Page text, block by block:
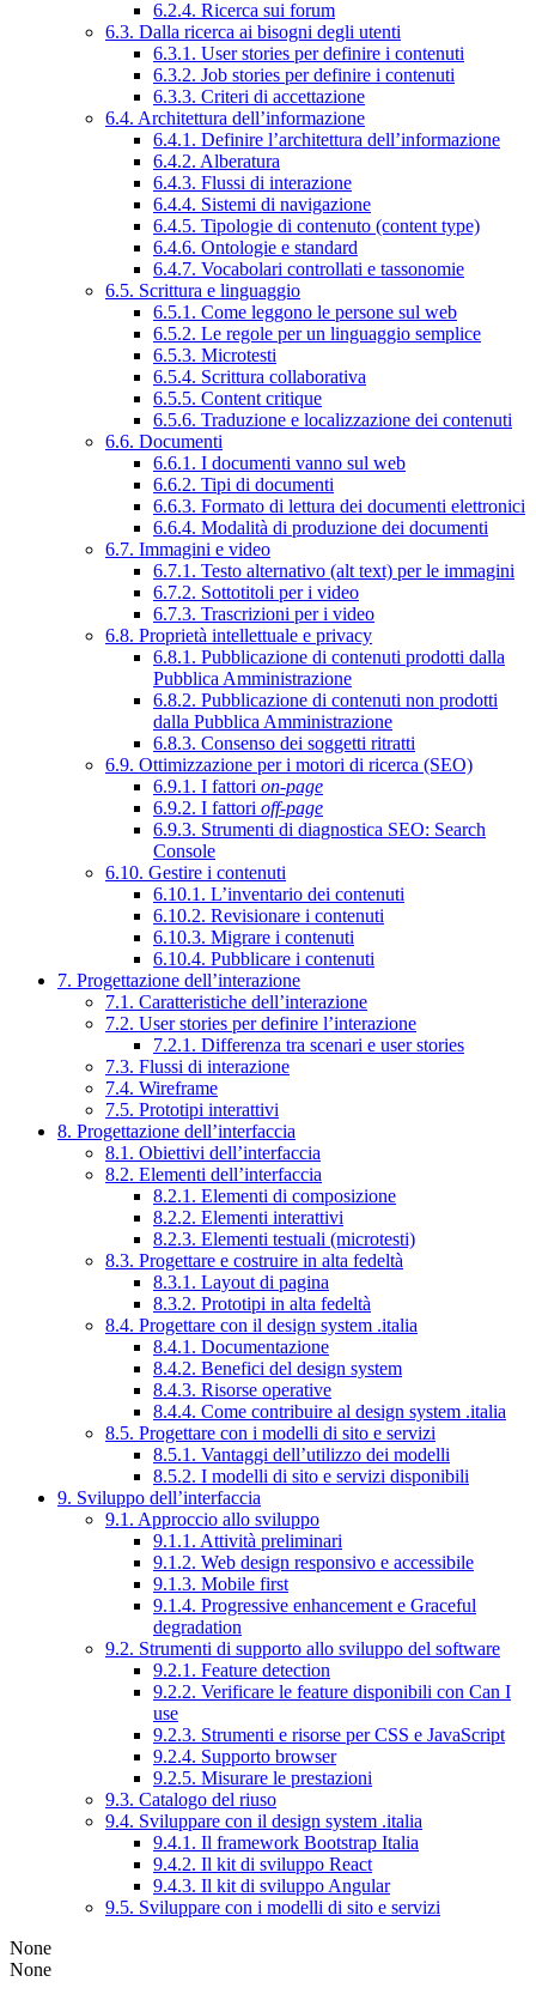
6.2.4. Ricerca sui forum
6.3. Dalla ricerca ai bisogni degli utenti
6.3.1. User stories per definire i contenuti
6.3.2. Job stories per definire i contenuti
6.3.3. Criteri di accettazione
6.4. Architettura dell’informazione
6.4.1. Definire l’architettura dell’informazione
6.4.2. Alberatura
6.4.3. Flussi di interazione
6.4.4. Sistemi di navigazione
6.4.5. Tipologie di contenuto (content type)
6.4.6. Ontologie e standard
6.4.7. Vocabolari controllati e tassonomie
6.5. Scrittura e linguaggio
6.5.1. Come leggono le persone sul web
6.5.2. Le regole per un linguaggio semplice
6.5.3. Microtesti
6.5.4. Scrittura collaborativa
6.5.5. Content critique
6.5.6. Traduzione e localizzazione dei contenuti
6.6. Documenti
6.6.1. I documenti vanno sul web
6.6.2. Tipi di documenti
6.6.3. Formato di lettura dei documenti elettronici
6.6.4. Modalità di produzione dei documenti
6.7. Immagini e video
6.7.1. Testo alternativo (alt text) per le immagini
6.7.2. Sottotitoli per i video
6.7.3. Trascrizioni per i video
6.8. Proprietà intellettuale e privacy
6.8.1. Pubblicazione di contenuti prodotti dalla
Pubblica Amministrazione
6.8.2. Pubblicazione di contenuti non prodotti
dalla Pubblica Amministrazione
6.8.3. Consenso dei soggetti ritratti
6.9. Ottimizzazione per i motori di ricerca (SEO)
6.9.1. I fattori on-page
6.9.2. I fattori off-page
6.9.3. Strumenti di diagnostica SEO: Search
Console
6.10. Gestire i contenuti
6.10.1. L’inventario dei contenuti
6.10.2. Revisionare i contenuti
6.10.3. Migrare i contenuti
6.10.4. Pubblicare i contenuti
7. Progettazione dell’interazione
7.1. Caratteristiche dell’interazione
7.2. User stories per definire l’interazione
7.2.1. Differenza tra scenari e user stories
7.3. Flussi di interazione
7.4. Wireframe
7.5. Prototipi interattivi
8. Progettazione dell’interfaccia
8.1. Obiettivi dell’interfaccia
8.2. Elementi dell’interfaccia
8.2.1. Elementi di composizione
8.2.2. Elementi interattivi
8.2.3. Elementi testuali (microtesti)
8.3. Progettare e costruire in alta fedeltà
8.3.1. Layout di pagina
8.3.2. Prototipi in alta fedeltà
8.4. Progettare con il design system .italia
8.4.1. Documentazione
8.4.2. Benefici del design system
8.4.3. Risorse operative
8.4.4. Come contribuire al design system .italia
8.5. Progettare con i modelli di sito e servizi
8.5.1. Vantaggi dell’utilizzo dei modelli
8.5.2. I modelli di sito e servizi disponibili
9. Sviluppo dell’interfaccia
9.1. Approccio allo sviluppo
9.1.1. Attività preliminari
9.1.2. Web design responsivo e accessibile
9.1.3. Mobile first
9.1.4. Progressive enhancement e Graceful
degradation
9.2. Strumenti di supporto allo sviluppo del software
9.2.1. Feature detection
9.2.2. Verificare le feature disponibili con Can I
use
9.2.3. Strumenti e risorse per CSS e JavaScript
9.2.4. Supporto browser
9.2.5. Misurare le prestazioni
9.3. Catalogo del riuso
9.4. Sviluppare con il design system .italia
9.4.1. Il framework Bootstrap Italia
9.4.2. Il kit di sviluppo React
9.4.3. Il kit di sviluppo Angular
9.5. Sviluppare con i modelli di sito e servizi
None
None